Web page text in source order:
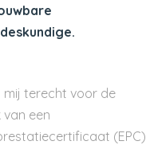
mij terecht voor de
een
(EPC)